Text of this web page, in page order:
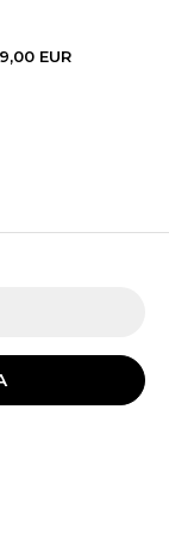
EUR